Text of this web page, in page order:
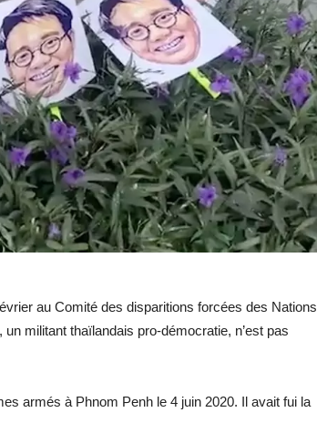
au Comité des disparitions forcées des Nations
militant thaïlandais pro-démocratie, n’est pas
armés à Phnom Penh le 4 juin 2020. Il avait fui la